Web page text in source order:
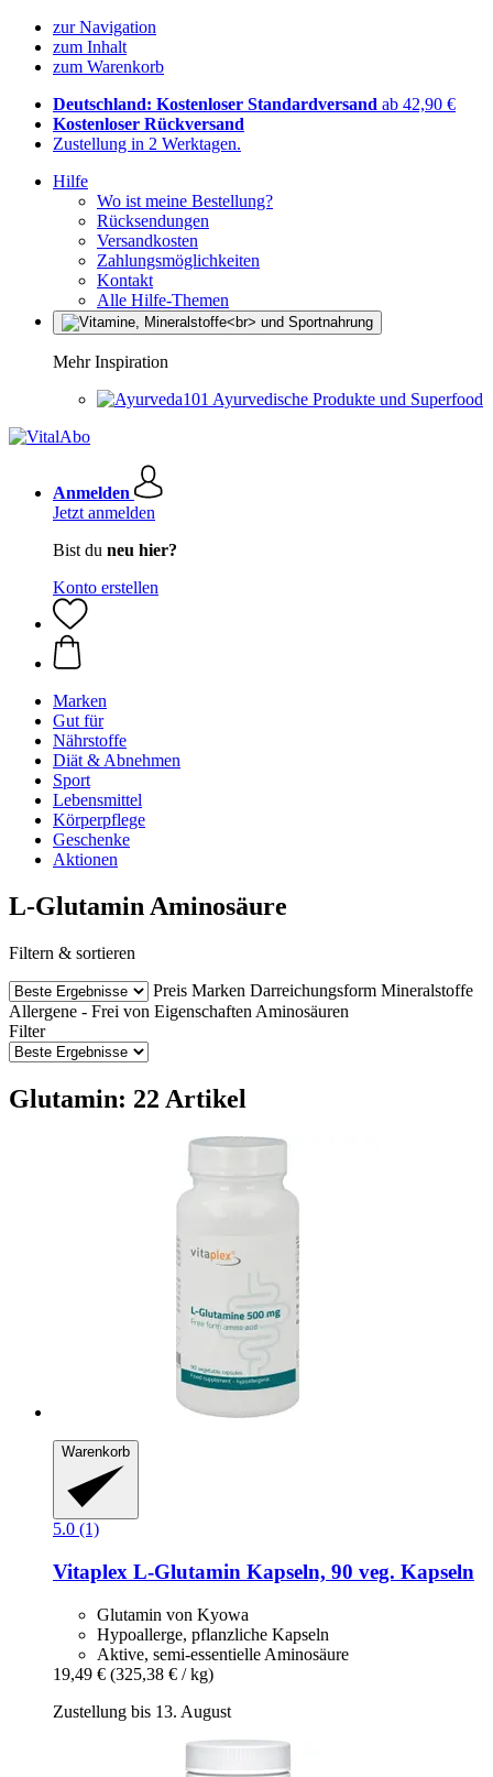
zur Navigation
zum Inhalt
zum Warenkorb
Deutschland: Kostenloser Standardversand ab 42,90 €
Kostenloser Rückversand
Zustellung in 2 Werktagen.
Hilfe
Wo ist meine Bestellung?
Rücksendungen
Versandkosten
Zahlungsmöglichkeiten
Kontakt
Alle Hilfe-Themen
Mehr Inspiration
Ayurvedische Produkte und Superfood
Anmelden
Jetzt anmelden
Bist du neu hier?
Konto erstellen
Marken
Gut für
Nährstoffe
Diät & Abnehmen
Sport
Lebensmittel
Körperpflege
Geschenke
Aktionen
L-Glutamin Aminosäure
Filtern & sortieren
Preis Marken Darreichungsform Mineralstoffe
Allergene - Frei von Eigenschaften Aminosäuren
Filter
Glutamin: 22 Artikel
Warenkorb
5.0 (1)
Vitaplex L-​Glutamin Kapseln, 90 veg. Kapseln
Glutamin von Kyowa
Hypoallerge, pflanzliche Kapseln
Aktive, semi-essentielle Aminosäure
19,49 € (325,38 € / kg)
Zustellung bis 13. August